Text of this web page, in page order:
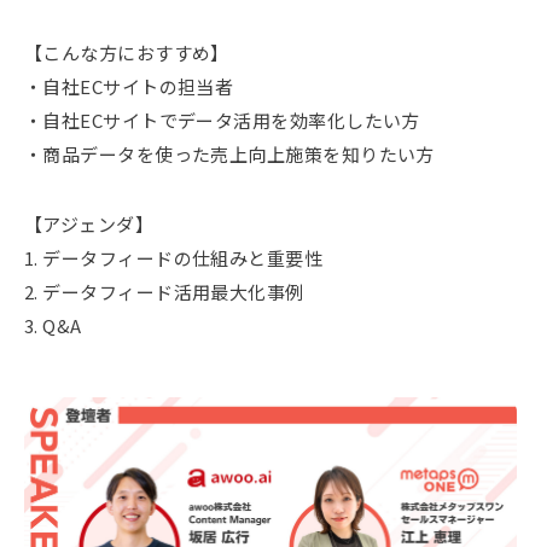
【こんな方におすすめ】
・自社ECサイトの担当者
・自社ECサイトでデータ活用を効率化したい方
・商品データを使った売上向上施策を知りたい方
【アジェンダ】
1. データフィードの仕組みと重要性
2. データフィード活用最大化事例
3. Q&A